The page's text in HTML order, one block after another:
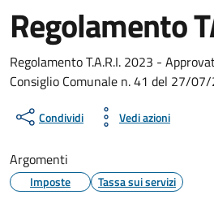
Regolamento
Dettagli del
Regolamento T.A.R.I. 2023 -
Consiglio Comunale n. 41 del 27/
Condividi Vedi azioni
Argomenti
Imposte Tassa sui servizi